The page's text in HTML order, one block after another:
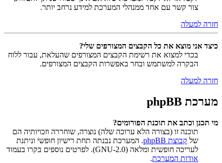
צור קשר עם אחד ממנהלי המערכת למידע נרחב יותר.
חזרה למעלה
כיצד אני מוצא את כל הקבצים המצורפים שלי?
בכדי למצוא את רשימת הקבצים המצורפים שהעלאת, עבור ללוח
הבקרה למשתמש ובחר באפשרות הקבצים המצורפים.
חזרה למעלה
מערכת phpBB
מי תכנן וכתב את תוכנת הפורומים?
תוכנה זו (בצורה הלא ערוכה שלה) נוצרה, שוחררה וזכויותיה הם
של קבוצת phpBB
. המערכת נבנתה תחת רישיון חופשי וניתנת
לעריכה חופשית ומלאה (GNU-2.0). לפרטים נוספים בקרו בעמוד
אודות המערכת.